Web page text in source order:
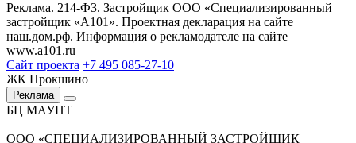
Реклама. 214-ФЗ. Застройщик ООО «Специализированный
застройщик «А101». Проектная декларация на сайте
наш.дом.рф. Информация о рекламодателе на сайте
www.a101.ru
Сайт проекта +7 495 085-27-10
ЖК Прокшино
Реклама
БЦ МАУНТ
ООО «СПЕЦИАЛИЗИРОВАННЫЙ ЗАСТРОЙЩИК